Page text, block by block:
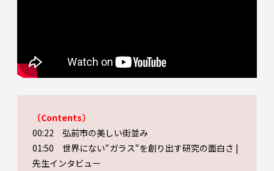
〔Contents〕
00:22 弘前市の美しい街並み
01:50 世界にない“ガラス“を創り出す研究の面白さ |
先生インタビュー